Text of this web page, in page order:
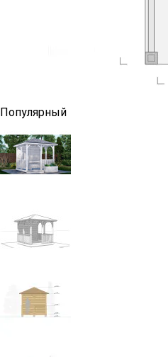
Популярный